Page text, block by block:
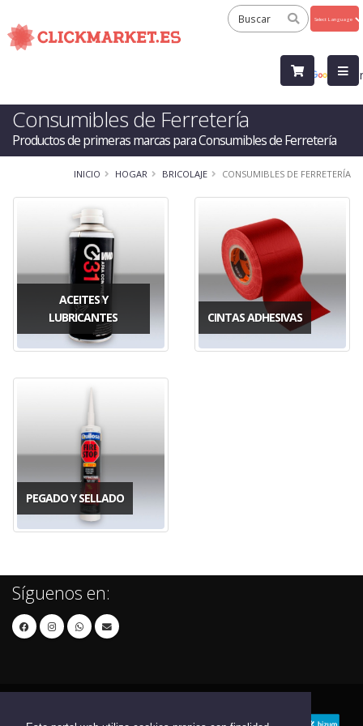
by
Consumibles de Ferretería
Productos de primeras marcas para Consumibles de Ferretería
INICIO HOGAR BRICOLAJE CONSUMIBLES DE FERRETERÍA
ACEITES Y
LUBRICANTES
CINTAS ADHESIVAS
PEGADO Y SELLADO
Síguenos en: